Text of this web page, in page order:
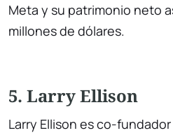
Meta y su patrimonio neto
millones de dólares.
5. Larry Ellison
Larry Ellison es co-